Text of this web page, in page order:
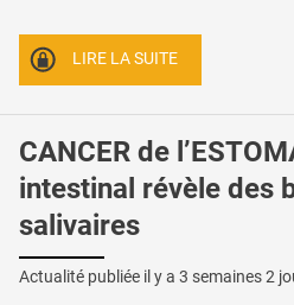
LIRE LA SUITE
CANCER de
intestinal révèle des
salivaires
Actualité publiée il y a 3 semaines 2